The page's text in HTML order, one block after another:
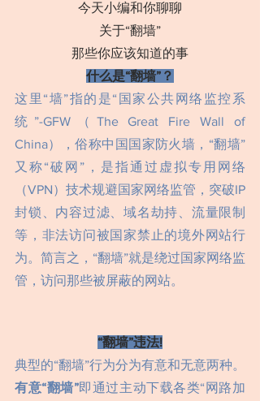
今天小编和你聊聊
关于“翻墙”
那些你应该知道的事
什么是“翻墙”？
这里“墙”指的是“国家公共网络监控系
统”-GFW（The Great Fire Wall of
China），俗称中国国家防火墙，“翻墙”
又称“破网”，是指通过虚拟专用网络
（VPN）技术规避国家网络监管，突破IP
封锁、内容过滤、域名劫持、流量限制
等，非法访问被国家禁止的境外网站行
为。简言之，“翻墙”就是绕过国家网络监
管，访问那些被屏蔽的网站。
“翻墙”违法!
典型的“翻墙”行为分为有意和无意两种。
有意“翻墙”即通过主动下载各类“网路加